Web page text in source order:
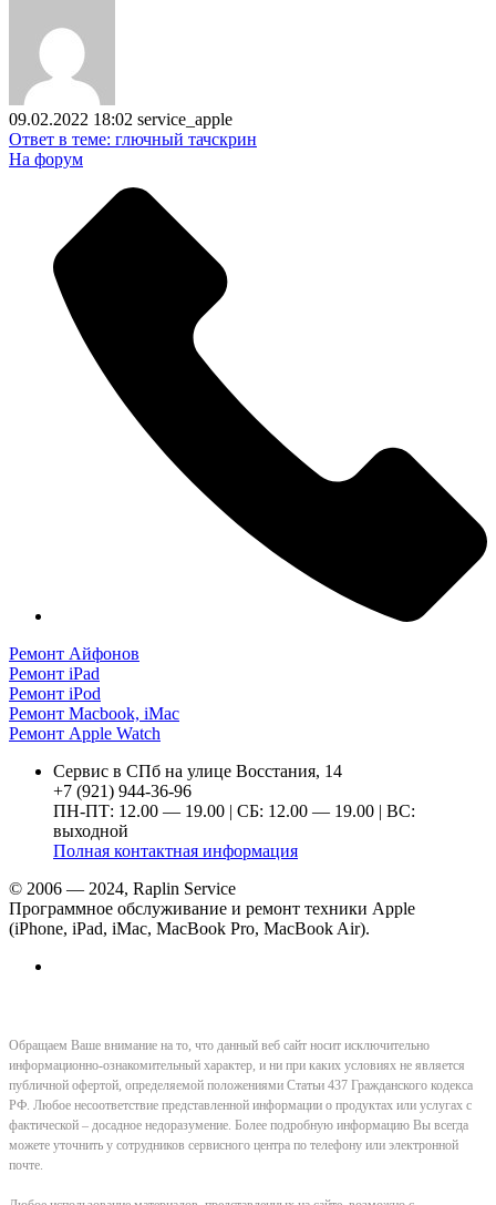
09.02.2022 18:02 service_apple
Ответ в теме: глючный тачскрин
На форум
Ремонт Айфонов
Ремонт iPad
Ремонт iPod
Ремонт Macbook, iMac
Ремонт Apple Watch
Сервис в СПб на улице Восстания, 14
+7 (921) 944-36-96
ПН-ПТ: 12.00 — 19.00 | СБ: 12.00 — 19.00 | ВС:
выходной
Полная контактная информация
© 2006 — 2024, Raplin Service
Программное обслуживание и ремонт техники Apple
(iPhone, iPad, iMac, MacBook Pro, MacBook Air).
Обращаем Ваше внимание на то, что данный веб сайт носит исключительно
информационно-ознакомительный характер, и ни при каких условиях не является
публичной офертой, определяемой положениями Статьи 437 Гражданского кодекса
РФ. Любое несоответствие представленной информации о продуктах или услугах с
фактической – досадное недоразумение. Более подробную информацию Вы всегда
можете уточнить у сотрудников сервисного центра по телефону или электронной
почте.